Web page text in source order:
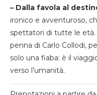
– Dalla favola al
ironico e avventuroso,
spettatori di tutte le età.
penna di Carlo Collodi,
solo una fiaba: è il
verso l’umanità.